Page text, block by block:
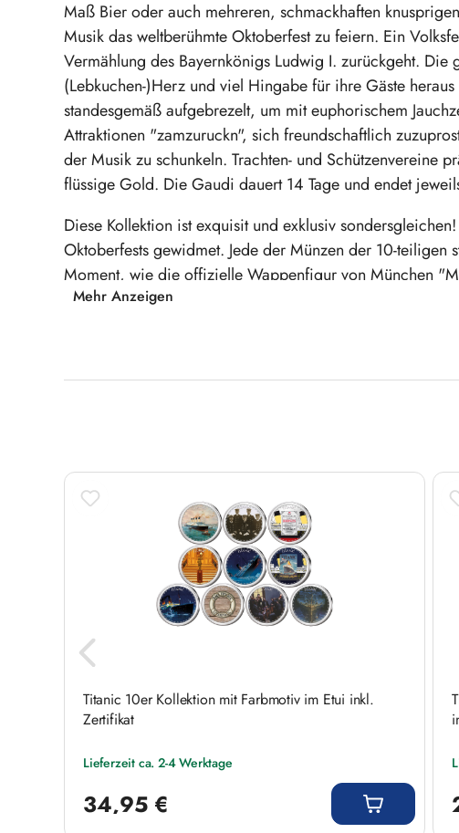
Maß Bier oder auch mehreren, schmackhaften
Musik das weltberühmte Oktoberfest zu feiern. Ein
Vermählung des Bayernkönigs Ludwig I. zurückgeht.
(Lebkuchen-)Herz und viel Hingabe für ihre Gäste
standesgemäß aufgebrezelt, um mit euphorischem
Attraktionen "zamzuruckn", sich freundschaftlich
der Musik zu schunkeln. Trachten- und Schützenvereine
flüssige Gold. Die Gaudi dauert 14 Tage und endet
Diese Kollektion ist exquisit und exklusiv
Oktoberfests gewidmet. Jede der Münzen der 10-
Moment, wie die offizielle Wappenfigur von München
das prächtige Festzelt oder die heimatverbunden
Feiern Sie mit und bestellen Sie noch heute!
Mehr Anzeigen
Titanic 10er Kollektion mit Farbmotiv im Etui inkl.
Zertifikat
Lieferzeit ca. 2-4 Werktage
34,95 €